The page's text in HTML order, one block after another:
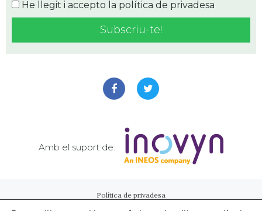
He llegit i accepto la política de privadesa
Amb el suport de:
Política de privadesa